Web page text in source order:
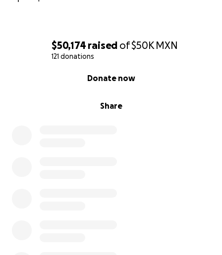
$50,174 raised of$50K MXN
121 donations
Share
Donate now